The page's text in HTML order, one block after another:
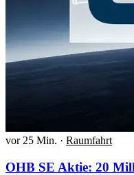
vor 25 Min. · Raumfahrt
OHB SE Aktie: 20